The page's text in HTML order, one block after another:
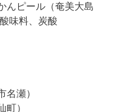
んピール（奄美大島
味料、炭酸
名瀬）
町）